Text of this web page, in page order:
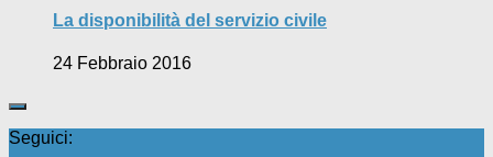
La disponibilità del servizio civile
24 Febbraio 2016
Seguici: